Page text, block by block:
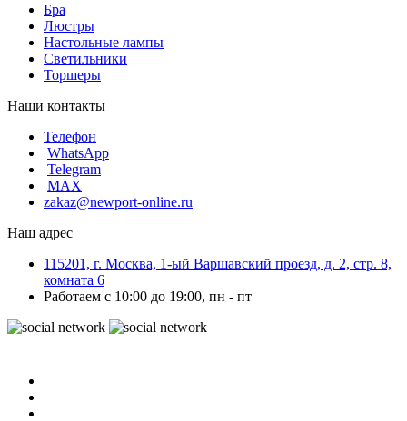
Бра
Люстры
Настольные лампы
Светильники
Торшеры
Наши контакты
Телефон
WhatsApp
Telegram
MAX
zakaz@newport-online.ru
Наш адрес
115201, г. Москва, 1-ый Варшавский проезд, д. 2, стр. 8,
комната 6
Работаем с 10:00 до 19:00, пн - пт